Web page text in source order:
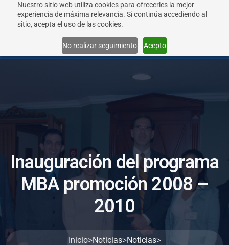
Nuestro sitio web utiliza cookies para ofrecerles la mejor
experiencia de máxima relevancia. Si continúa accediendo al
sitio, acepta el uso de las cookies.
No realizar seguimiento Acepto
Inauguración del programa
MBA promoción 2008 –
2010
Inicio>Noticias>Noticias>